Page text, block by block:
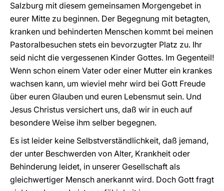
Salzburg mit diesem gemeinsamen Morgengebet in
eurer Mitte zu beginnen. Der Begegnung mit betagten,
kranken und behinderten Menschen kommt bei meinen
Pastoralbesuchen stets ein bevorzugter Platz zu. Ihr
seid nicht die vergessenen Kinder Gottes. Im Gegenteil!
Wenn schon einem Vater oder einer Mutter ein krankes
wachsen kann, um wieviel mehr wird bei Gott Freude
über euren Glauben und euren Lebensmut sein. Und
Jesus Christus versichert uns, daß wir in euch auf
besondere Weise ihm selber begegnen.
Es ist leider keine Selbstverständlichkeit, daß jemand,
der unter Beschwerden von Alter, Krankheit oder
Behinderung leidet, in unserer Gesellschaft als
gleichwertiger Mensch anerkannt wird. Doch Gott fragt